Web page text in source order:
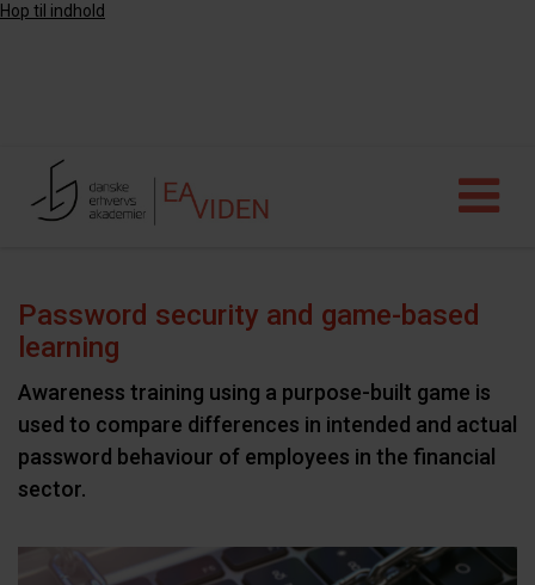
Hop til indhold
Password security and game-based
learning
Awareness training using a purpose-built game is
used to compare differences in intended and actual
password behaviour of employees in the financial
sector.